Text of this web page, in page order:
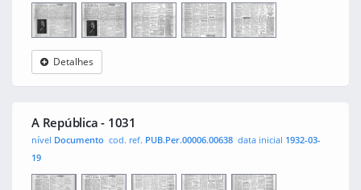
A
República
0001
Detalhes
A República - 1031
nível Documento cod. ref. PUB.Per.00006.00638 data inicial 1932-03-
19